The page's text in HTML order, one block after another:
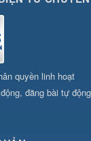
quyền linh hoạt
đăng bài tự